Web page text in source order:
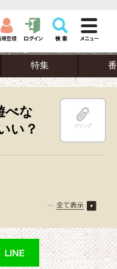
特集
べな
い？
クリップ